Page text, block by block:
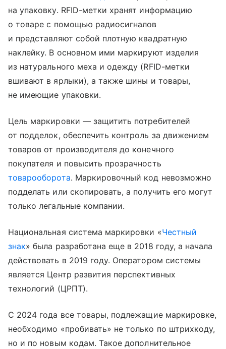
на упаковку. RFID-метки хранят информацию
о товаре с помощью радиосигналов
и представляют собой плотную квадратную
наклейку. В основном ими маркируют изделия
из натурального меха и одежду (RFID-метки
вшивают в ярлыки), а также шины и товары,
не имеющие упаковки.
Цель маркировки — защитить потребителей
от подделок, обеспечить контроль за движением
товаров от производителя до конечного
покупателя и повысить прозрачность
товарооборота. Маркировочный код невозможно
подделать или скопировать, а получить его могут
только легальные компании.
Национальная система маркировки «Честный
знак» была разработана еще в 2018 году, а начала
действовать в 2019 году. Оператором системы
является Центр развития перспективных
технологий (ЦРПТ).
С 2024 года все товары, подлежащие маркировке,
необходимо «пробивать» не только по штрихкоду,
но и по новым кодам. Такое дополнительное